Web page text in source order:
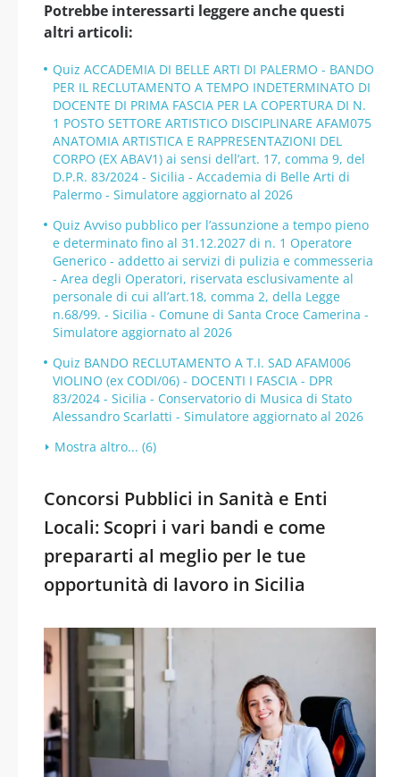
Potrebbe interessarti leggere anche questi
altri articoli:
Quiz ACCADEMIA DI BELLE ARTI DI PALERMO - BANDO
PER IL RECLUTAMENTO A TEMPO INDETERMINATO DI
DOCENTE DI PRIMA FASCIA PER LA COPERTURA DI N.
1 POSTO SETTORE ARTISTICO DISCIPLINARE AFAM075
ANATOMIA ARTISTICA E RAPPRESENTAZIONI DEL
CORPO (EX ABAV1) ai sensi dell’art. 17, comma 9, del
D.P.R. 83/2024 - Sicilia - Accademia di Belle Arti di
Palermo - Simulatore aggiornato al 2026
Quiz Avviso pubblico per l’assunzione a tempo pieno
e determinato fino al 31.12.2027 di n. 1 Operatore
Generico - addetto ai servizi di pulizia e commesseria
- Area degli Operatori, riservata esclusivamente al
personale di cui all’art.18, comma 2, della Legge
n.68/99. - Sicilia - Comune di Santa Croce Camerina -
Simulatore aggiornato al 2026
Quiz BANDO RECLUTAMENTO A T.I. SAD AFAM006
VIOLINO (ex CODI/06) - DOCENTI I FASCIA - DPR
83/2024 - Sicilia - Conservatorio di Musica di Stato
Alessandro Scarlatti - Simulatore aggiornato al 2026
Mostra altro... (6)
Concorsi Pubblici in Sanità e Enti
Locali: Scopri i vari bandi e come
prepararti al meglio per le tue
opportunità di lavoro in Sicilia